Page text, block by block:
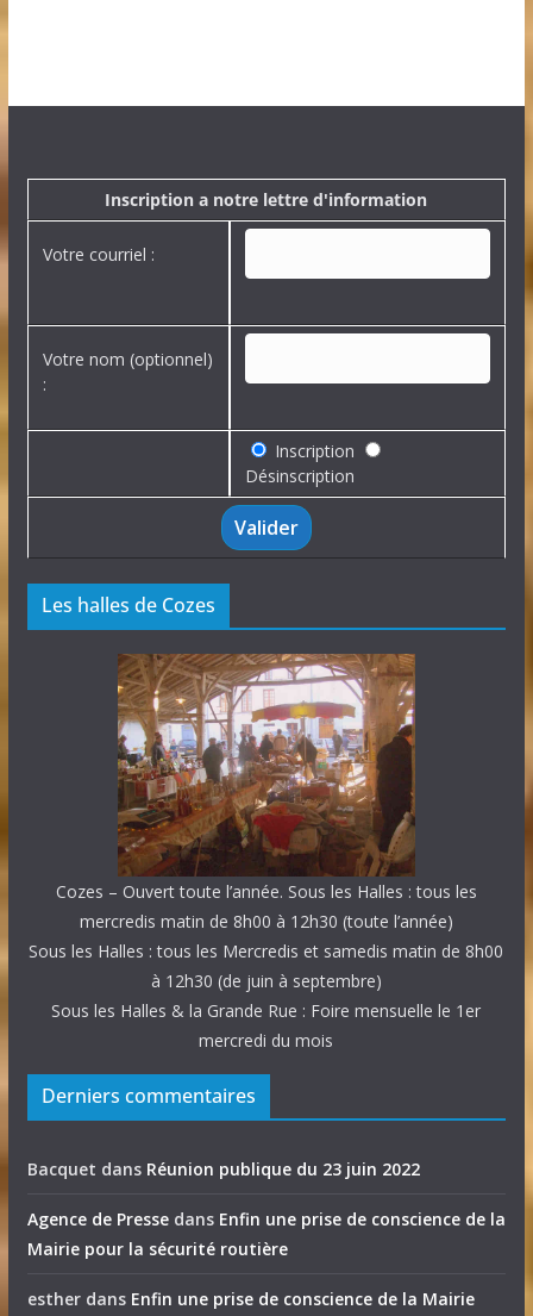
s
Inscription a notre lettre d'information
Votre courriel :
Votre nom (optionnel)
:
Inscription
Désinscription
Les halles de Cozes
Cozes – Ouvert toute l’année. Sous les Halles : tous les
mercredis matin de 8h00 à 12h30 (toute l’année)
Sous les Halles : tous les Mercredis et samedis matin de 8h00
à 12h30 (de juin à septembre)
Sous les Halles & la Grande Rue : Foire mensuelle le 1er
mercredi du mois
Derniers commentaires
Bacquet dans Réunion publique du 23 juin 2022
Agence de Pressedans Enfin une prise de conscience de la
Mairie pour la sécurité routière
estherdans Enfin une prise de conscience de la Mairie